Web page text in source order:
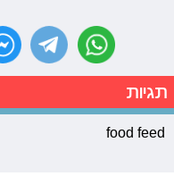
תגיות
food feed